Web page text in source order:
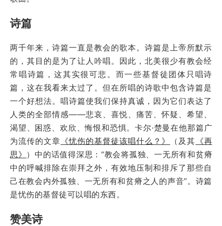
诗篇
两千年来，诗篇一直是教会的歌本。诗篇是上帝所默示
的，其目的是为了让人吟唱。因此，北美很少有教会经
常唱诗篇，这其实很可悲。而一些基督徒团体只唱诗
篇，这在我看来太过了。但在所唱的诗歌中包含诗篇是
一个好想法。唱诗篇使我们保持真诚，因为它们表达了
人类的全部情感——悲哀、喜悦、痛苦、怀疑、希望、
渴望、困惑、欢欣、悔恨和恐惧。卡尔·楚曼在他那篇广
为流传的文章 《忧伤的基督徒该唱什么？》 （及其 《再
思》 ）中的话值得深思：“教会将孤独、一无所有和贫瘠
中的呼喊排除在崇拜之外，有效地压制和排斥了那些自
己在教会内外孤独、一无所有和贫瘠之人的声音”。诗篇
是忧伤的基督徒可以唱的东西。
赞美诗